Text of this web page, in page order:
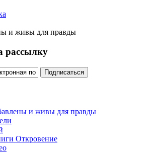
и живы для правды
рассылку
и живы для правды
Откровение